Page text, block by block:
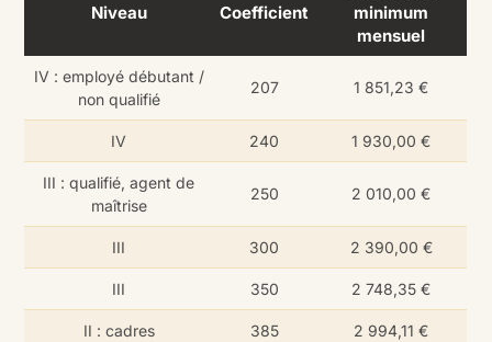
Niveau Coefficient
minimum
mensuel
IV : employé débutant /
non qualifié
207 1 851,23 €
IV 240 1 930,00 €
III : qualifié, agent de
maîtrise
250 2 010,00 €
III 300 2 390,00 €
III 350 2 748,35 €
II : cadres 385 2 994,11 €